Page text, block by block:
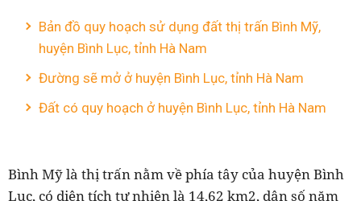
Bản đồ quy hoạch sử dụng đất thị trấn Bình Mỹ,
huyện Bình Lục, tỉnh Hà Nam
Đường sẽ mở ở huyện Bình Lục, tỉnh Hà Nam
Đất có quy hoạch ở huyện Bình Lục, tỉnh Hà Nam
Bình Mỹ là thị trấn nằm về phía tây của huyện Bình
Lục, có diện tích tự nhiên là 14,62 km2, dân số năm